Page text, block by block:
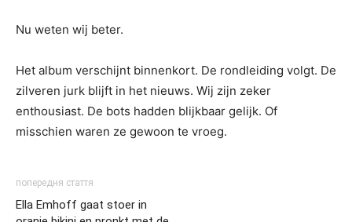
Nu weten wij beter.
Het album verschijnt binnenkort. De rondleiding volgt. De
zilveren jurk blijft in het nieuws. Wij zijn zeker
enthousiast. De bots hadden blijkbaar gelijk. Of
misschien waren ze gewoon te vroeg.
попередня стаття
Ella Emhoff gaat stoer in